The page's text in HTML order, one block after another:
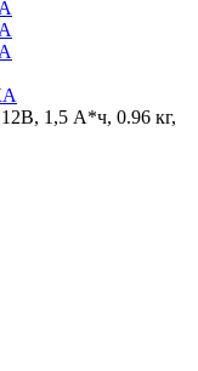
1,5 А*ч, 0.96 кг,